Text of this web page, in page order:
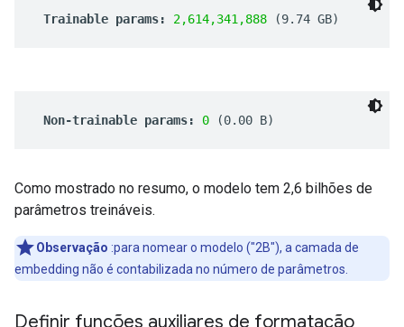
Como mostrado no resumo, o modelo tem 2,6 bilhões de
parâmetros treináveis.
Observação :para nomear o modelo ("2B"), a camada de
embedding não é contabilizada no número de parâmetros.
Definir funções auxiliares de formatação